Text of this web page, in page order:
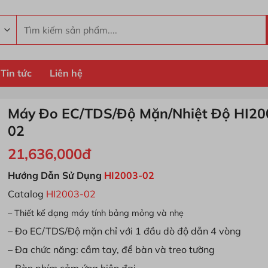
kiếm:
Tin tức Liên hệ
Máy Đo EC/TDS/Độ Mặn/Nhiệt Độ
02
21,636,000đ
Hướng Dẫn Sử Dụng HI2003-02
Catalog HI2003-02
– Thiết kế dạng máy tính bảng mỏng và nhẹ
– Đo EC/TDS/Độ mặn chỉ với 1 đầu dò độ dẫn 4 vòng
– Đa chức năng: cầm tay, để bàn và treo tường